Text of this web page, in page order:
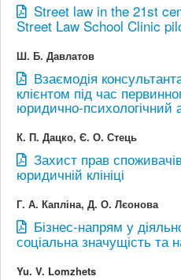
Street law in the 21st
Street Law School Clinic
Ш. Б. Давлатов
Взаємодія
клієнтом під час
юридично-психологічний
К. П. Дацко, Є. О. Стець
Захист прав
юридичній клініці
Г. А. Капліна, Д. О. Лєонова
Бізнес-напрям у
соціальна значущість та
Yu. V. Lomzhets